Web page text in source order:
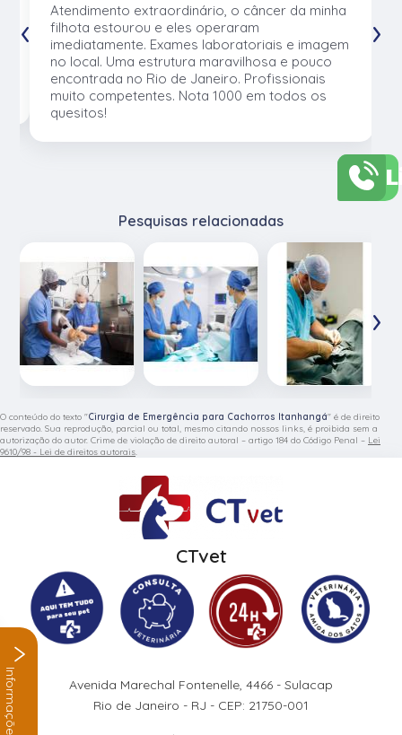
Atendimento extraordinário, o câncer da minha
filhota estourou e eles operaram
imediatamente. Exames laboratoriais e imagem
no local. Uma estrutura maravilhosa e pouco
encontrada no Rio de Janeiro. Profissionais
muito competentes. Nota 1000 em todos os
quesitos!
‹ ›
Pesquisas relacionadas
‹ ›
O conteúdo do texto "Cirurgia de Emergência para Cachorros Itanhangá" é de direito
reservado. Sua reprodução, parcial ou total, mesmo citando nossos links, é proibida sem a
autorização do autor. Crime de violação de direito autoral – artigo 184 do Código Penal – Lei
9610/98 - Lei de direitos autorais.
CTvet
Avenida Marechal Fontenelle, 4466 - Sulacap
Rio de Janeiro - RJ - CEP: 21750-001
Informações